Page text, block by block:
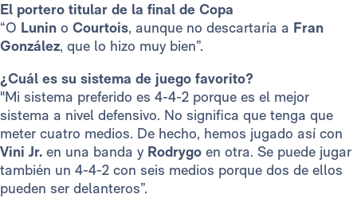
El portero titular de la final de Copa
“O Lunin o Courtois, aunque no descartaría a Fran
González, que lo hizo muy bien”.
¿Cuál es su sistema de juego favorito?
"Mi sistema preferido es 4-4-2 porque es el mejor
sistema a nivel defensivo. No significa que tenga que
meter cuatro medios. De hecho, hemos jugado así con
Vini Jr. en una banda y Rodrygo en otra. Se puede jugar
también un 4-4-2 con seis medios porque dos de ellos
pueden ser delanteros”.